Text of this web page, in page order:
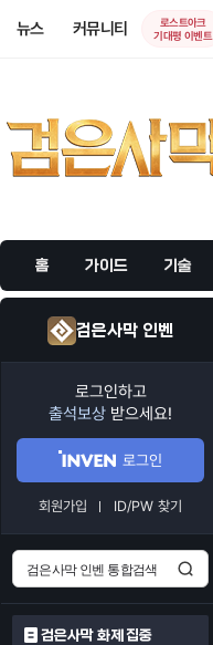
뉴스 커뮤니티
로스트아크
기대평 이벤트
홈 가이드 기술
검은사막 인벤
로그인하고
출석보상 받으세요!
로그인
회원가입 ID/PW 찾기
검은사막 화제 집중